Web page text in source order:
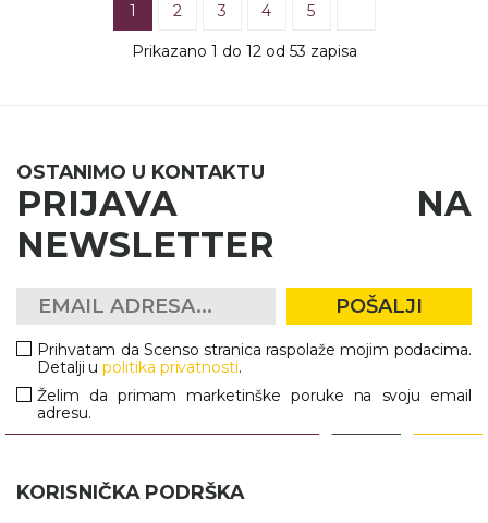
1 2 3 4 5
Prikazano 1 do 12 od 53 zapisa
OSTANIMO U KONTAKTU
PRIJAVA NA
NEWSLETTER
POŠALJI
Prihvatam da Scenso stranica raspolaže mojim podacima.
Detalji upolitika privatnosti.
Želim da primam marketinške poruke na svoju email
adresu.
KORISNIČKA PODRŠKA